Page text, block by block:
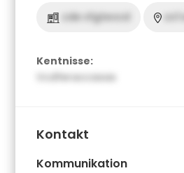
cde vfgtevcd
Kentnisse:
Vcdferaccasas
Kontakt
Kommunikation